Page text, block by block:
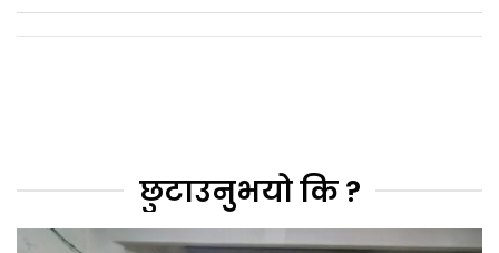
छुटाउनुभयो कि ?